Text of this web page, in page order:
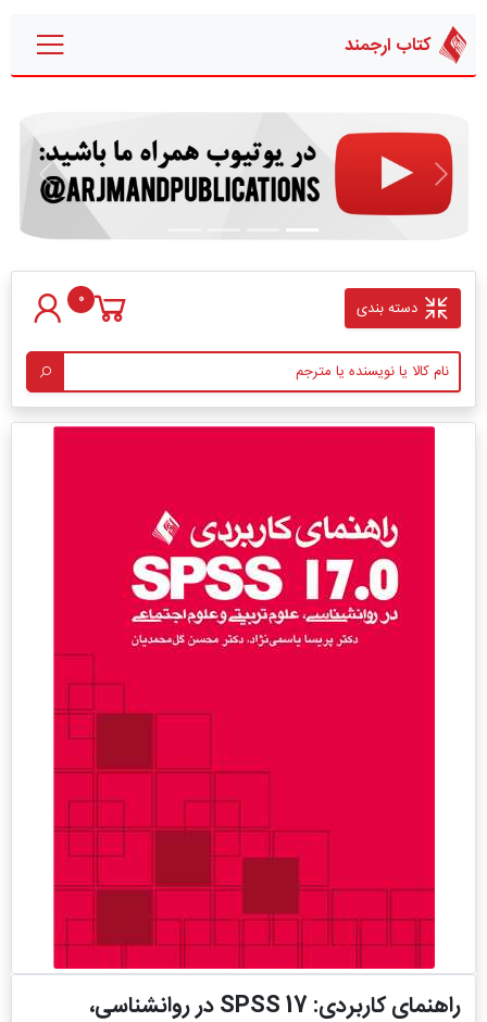
کتاب ارجمند
قبلی بعدی
دسته بندی 0
راهنمای کاربردی: SPSS 17 در روانشناسی،